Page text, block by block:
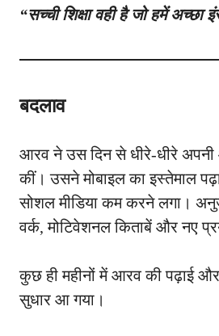
“सच्ची शिक्षा वही है जो हमें अच्छा
बदलाव
आरव ने उस दिन से धीरे-धीरे
कीं। उसने मोबाइल का इस्तेमाल
सोशल मीडिया कम करने लगा।
वर्क, मोटिवेशनल किताबें और नए
कुछ ही महीनों में आरव की पढ़ाई और
सुधार आ गया।